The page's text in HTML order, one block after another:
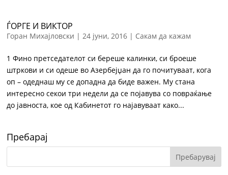
ЃОРГЕ И ВИКТОР
Горан Михајловски |24 јуни, 2016 | Сакам да кажам
1 Фино претседателот си береше калинки, си броеше
штркови и си одеше во Азербејџан да го почитуваат, кога
оп – одеднаш му се допадна да биде важен. Му стана
интересно секои три недели да се појавува со повраќање
до јавноста, кое од Кабинетот го најавуваат како...
Пребарај